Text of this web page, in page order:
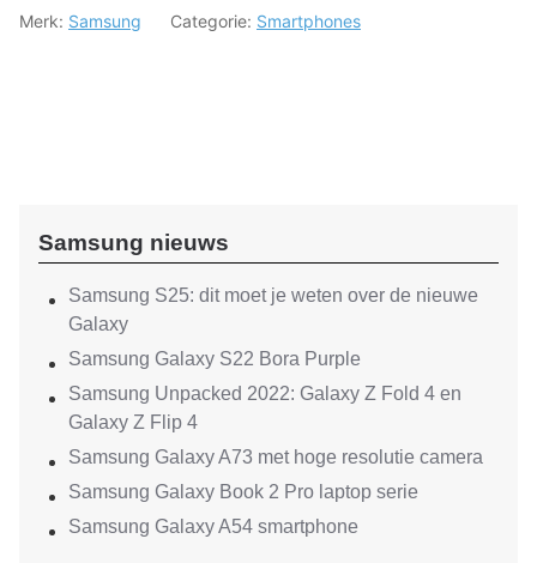
Merk: Samsung Categorie: Smartphones
Samsung nieuws
Samsung S25: dit moet je weten over de nieuwe
Galaxy
Samsung Galaxy S22 Bora Purple
Samsung Unpacked 2022: Galaxy Z Fold 4 en
Galaxy Z Flip 4
Samsung Galaxy A73 met hoge resolutie camera
Samsung Galaxy Book 2 Pro laptop serie
Samsung Galaxy A54 smartphone